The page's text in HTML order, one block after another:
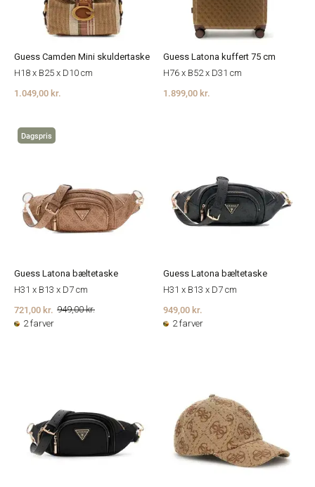
Guess Camden Mini skuldertaske
H18 x B25 x D10 cm
1.049,00 kr.
Guess Latona kuffert 75 cm
H76 x B52 x D31 cm
1.899,00 kr.
Dagspris
Guess Latona bæltetaske
H31 x B13 x D7 cm
949,00 kr.
721,00 kr.
2 farver
Guess Latona bæltetaske
H31 x B13 x D7 cm
949,00 kr.
2 farver